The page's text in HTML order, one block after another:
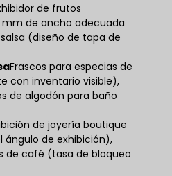
de frutos
de ancho adecuada
(diseño de tapa de
Frascos para especias de
con inventario visible),
de algodón para baño
de joyería boutique
ángulo de exhibición),
de café (tasa de bloqueo